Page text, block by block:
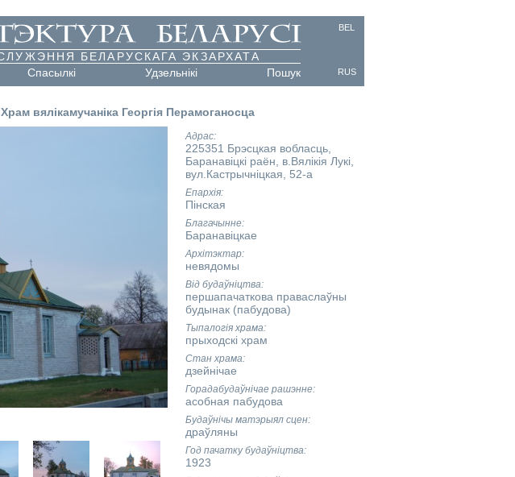
BEL
RUS
БЕЛАРУСКАГА ЭКЗАРХАТА
Cпасылкі Удзельнікі Пошук
Храм вялікамучаніка Георгія Перамоганосца
Адрас
225351 Брэсцкая вобласць,
Баранавіцкі раён, в.Вялікія Лукі,
вул.Кастрычніцкая, 52-а
Епархія
Пінская
Благачынне
Баранавіцкае
Архітэктар
невядомы
Від будаўніцтва
першапачаткова праваслаўны
будынак (пабудова)
Тыпалогія храма
прыходскі храм
Стан храма
дзейнічае
Горадабудаўнічае рашэнне
асобная пабудова
Будаўнічы матэрыял сцен
драўляны
Год пачатку будаўніцтва
1923